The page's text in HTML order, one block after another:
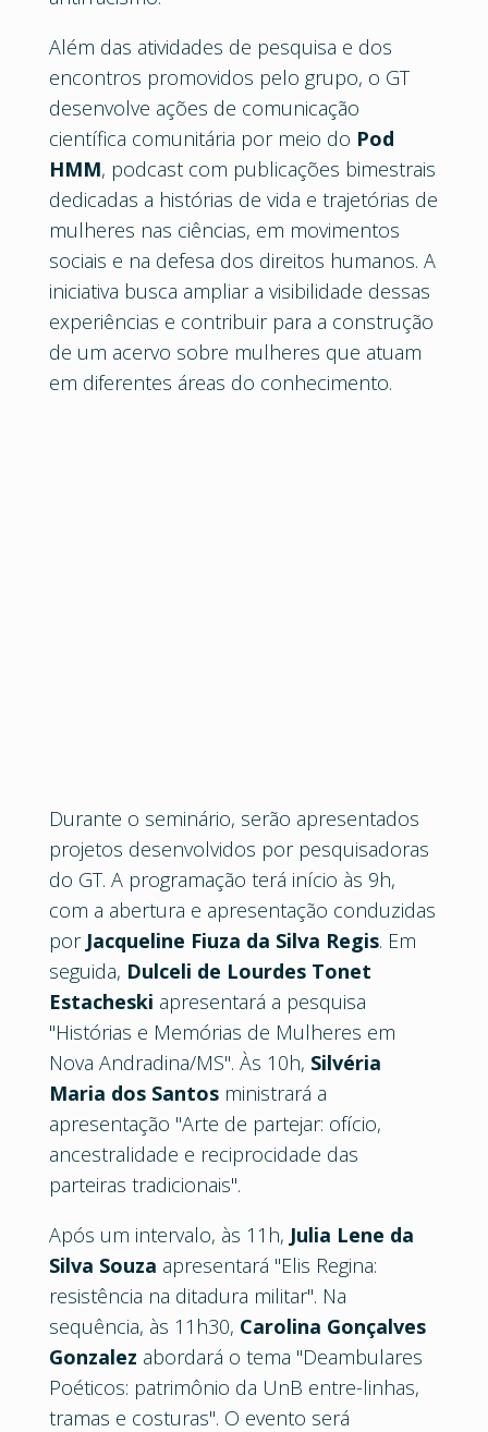
Além das atividades de pesquisa e dos
encontros promovidos pelo grupo, o GT
desenvolve ações de comunicação
científica comunitária por meio do Pod
HMM, podcast com publicações bimestrais
dedicadas a histórias de vida e trajetórias de
mulheres nas ciências, em movimentos
sociais e na defesa dos direitos humanos. A
iniciativa busca ampliar a visibilidade dessas
experiências e contribuir para a construção
de um acervo sobre mulheres que atuam
em diferentes áreas do conhecimento.
Durante o seminário, serão apresentados
projetos desenvolvidos por pesquisadoras
do GT. A programação terá início às 9h,
com a abertura e apresentação conduzidas
por Jacqueline Fiuza da Silva Regis. Em
seguida, Dulceli de Lourdes Tonet
Estacheski apresentará a pesquisa
"Histórias e Memórias de Mulheres em
Nova Andradina/MS". Às 10h, Silvéria
Maria dos Santosministrará a
apresentação "Arte de partejar: ofício,
ancestralidade e reciprocidade das
parteiras tradicionais".
Após um intervalo, às 11h, Julia Lene da
Silva Souza apresentará "Elis Regina:
resistência na ditadura militar". Na
sequência, às 11h30, Carolina Gonçalves
Gonzalez abordará o tema "Deambulares
Poéticos: patrimônio da UnB entre-linhas,
tramas e costuras". O evento será